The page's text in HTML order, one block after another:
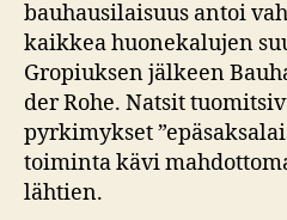
bauhausilaisuus antoi
kaikkea huonekalujen
Gropiuksen jälkeen
der Rohe. Natsit
pyrkimykset
toiminta kävi
lähtien.